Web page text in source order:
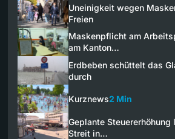
Uneinigkeit wegen
Freien
Maskenpflicht am
am Kanton…
Erdbeben schüttelt das
durch
Kurznews2 Min
Geplante
Streit in…